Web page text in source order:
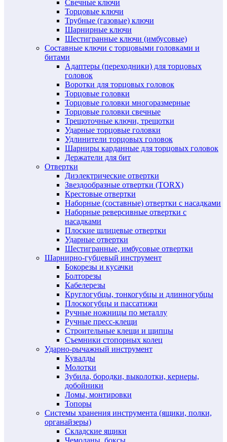
Свечные ключи
Торцовые ключи
Трубные (газовые) ключи
Шарнирные ключи
Шестигранные ключи (имбусовые)
Составные ключи с торцовыми головками и
битами
Адаптеры (переходники) для торцовых
головок
Воротки для торцовых головок
Торцовые головки
Торцовые головки многоразмерные
Торцовые головки свечные
Трещоточные ключи, трещотки
Ударные торцовые головки
Удлинители торцовых головок
Шарниры карданные для торцовых головок
Держатели для бит
Отвертки
Диэлектрические отвертки
Звездообразные отвертки (TORX)
Крестовые отвертки
Наборные (составные) отвертки с насадками
Наборные реверсивные отвертки с
насадками
Плоские шлицевые отвертки
Ударные отвертки
Шестигранные, имбусовые отвертки
Шарнирно-губцевый инструмент
Бокорезы и кусачки
Болторезы
Кабелерезы
Круглогубцы, тонкогубцы и длинногубцы
Плоскогубцы и пассатижи
Ручные ножницы по металлу
Ручные пресс-клещи
Строительные клещи и щипцы
Съемники стопорных колец
Ударно-рычажный инструмент
Кувалды
Молотки
Зубила, бородки, выколотки, кернеры,
добойники
Ломы, монтировки
Топоры
Системы хранения инструмента (ящики, полки,
органайзеры)
Складские ящики
Чемоданы, боксы